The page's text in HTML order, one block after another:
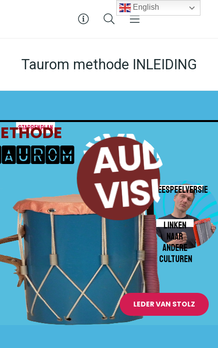
Taurom methode INLEIDING
LINKEN
NAAR
ANDERE
CULTUREN
MEESPEELVERSIE
EN
NOTATIE
AUDIO-
VISUEEL
LEDER VAN STOLZ
Stappenplan
English